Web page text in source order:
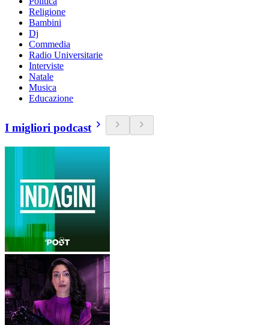
Religione
Bambini
Dj
Commedia
Radio Universitarie
Interviste
Natale
Musica
Educazione
I migliori podcast